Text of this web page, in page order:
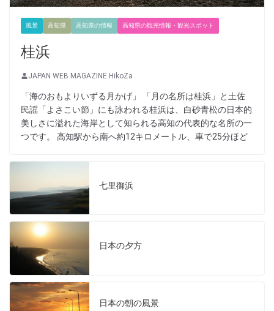
風景 高知県 高知県の情報 高知県の観光情報・観光スポット
桂浜
JAPAN WEB MAGAZINE HikoZa
「海のおもよりいずる月かげ」 「月の名所は桂浜」と土佐
民謡「よさこい節」にも詠われる桂浜は、白砂青松の日本的
美しさに溢れた海岸として知られる高知の代表的な名所の一
つです。 高知駅から南へ約12キロメートル、車で25分ほど
七里御浜
日本の夕方
日本の朝の風景